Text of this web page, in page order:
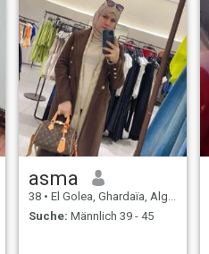
asma
38 • El Golea, Ghardaïa, Algerien
Suche: Männlich 39 - 45